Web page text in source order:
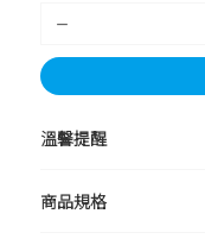
溫馨提醒
商品規格